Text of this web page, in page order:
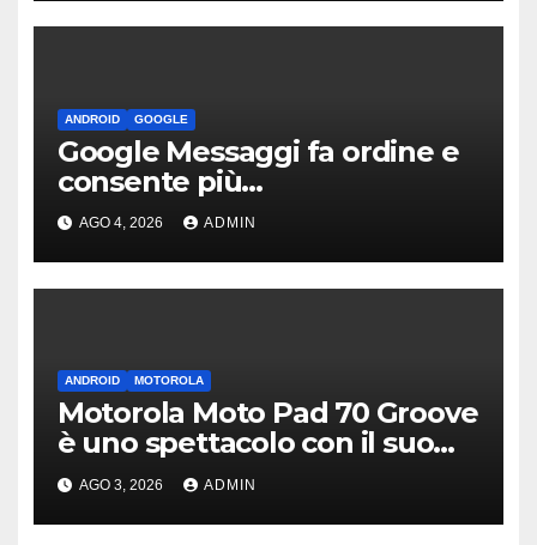
ANDROID GOOGLE
Google Messaggi fa ordine e
consente più
personalizzazione con questa
novità
AGO 4, 2026 ADMIN
ANDROID MOTOROLA
Motorola Moto Pad 70 Groove
è uno spettacolo con il suo
display da 12 pollici
AGO 3, 2026 ADMIN